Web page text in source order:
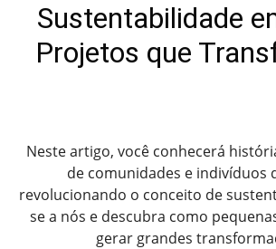
Sustentabilidade
Projetos que
Neste artigo, você conhecerá
de comunidades e indivíduos
revolucionando o conceito de
se a nós e descubra como
gerar grandes